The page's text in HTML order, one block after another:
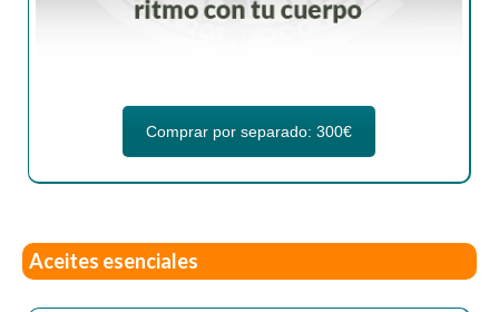
Comprar por separado: 300€
Aceites esenciales